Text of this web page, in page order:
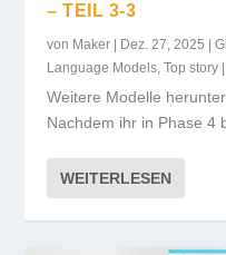
– TEIL 3-3
von Maker Dez. 27, 2025 |
Language Models,Top story
Weitere Modelle
Nachdem ihr in Phase 4
WEITERLESEN